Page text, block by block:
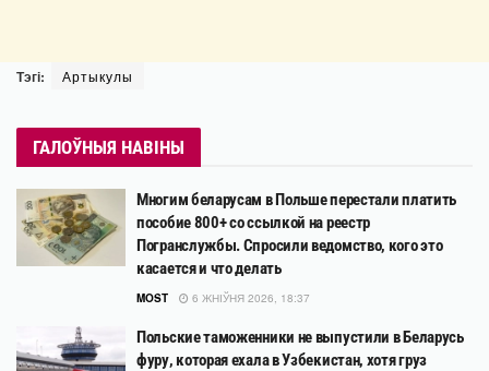
Тэгі: Артыкулы
ГАЛОЎНЫЯ НАВІНЫ
Многим беларусам в Польше перестали платить
пособие 800+ со ссылкой на реестр
Погранслужбы. Спросили ведомство, кого это
касается и что делать
MOST 6 ЖНІЎНЯ 2026, 18:37
Польские таможенники не выпустили в Беларусь
фуру, которая ехала в Узбекистан, хотя груз